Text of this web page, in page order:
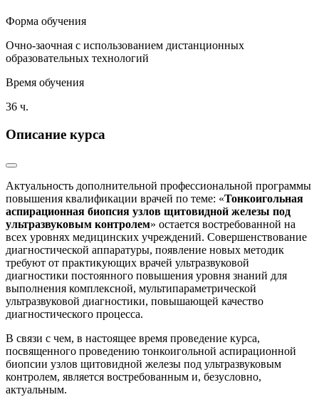
Форма обучения
Очно-заочная с использованием дистанционных
образовательных технологий
Время обучения
36 ч.
Описание курса
Актуальность дополнительной профессиональной программы
повышения квалификации врачей по теме: «Тонкоигольная
аспирационная биопсия узлов щитовидной железы под
ультразвуковым контролем» остается востребованной на
всех уровнях медицинских учреждений. Совершенствование
диагностической аппаратуры, появление новых методик
требуют от практикующих врачей ультразвуковой
диагностики постоянного повышения уровня знаний для
выполнения комплексной, мультипараметрической
ультразвуковой диагностики, повышающей качество
диагностического процесса.
В связи с чем, в настоящее время проведение курса,
посвященного проведению тонкоигольной аспирационной
биопсии узлов щитовидной железы под ультразвуковым
контролем, является востребованным и, безусловно,
актуальным.